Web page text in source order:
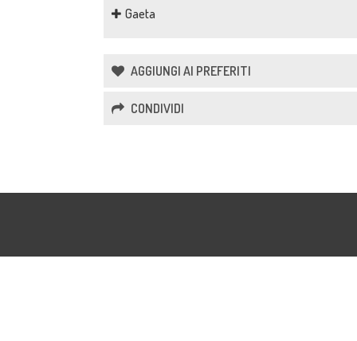
Gaeta
AGGIUNGI AI PREFERITI
CONDIVIDI